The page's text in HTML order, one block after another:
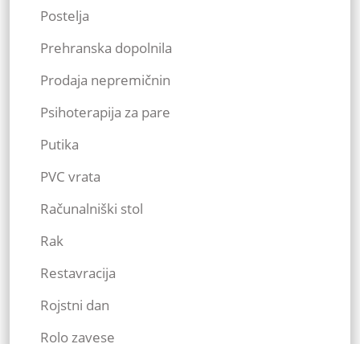
Postelja
Prehranska dopolnila
Prodaja nepremičnin
Psihoterapija za pare
Putika
PVC vrata
Računalniški stol
Rak
Restavracija
Rojstni dan
Rolo zavese